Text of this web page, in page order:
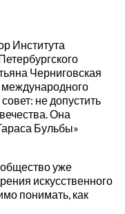
Института
Черниговская
международного
не допустить
Она
Бульбы»
общество уже
искусственного
понимать, как